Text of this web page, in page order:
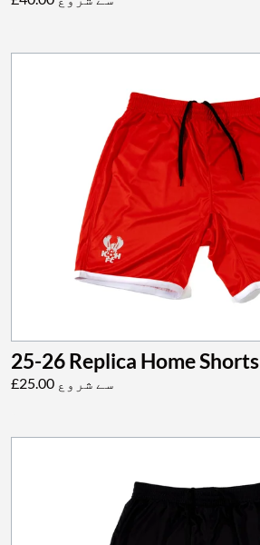
25-26 Replica Home Shorts
£25.00 سے شروع